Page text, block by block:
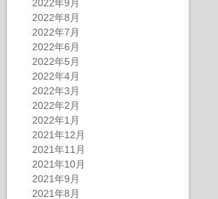
2022年9月
2022年8月
2022年7月
2022年6月
2022年5月
2022年4月
2022年3月
2022年2月
2022年1月
2021年12月
2021年11月
2021年10月
2021年9月
2021年8月